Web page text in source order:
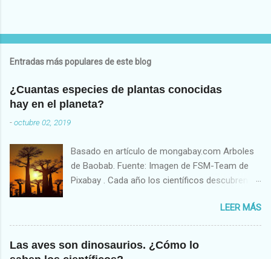
Entradas más populares de este blog
¿Cuantas especies de plantas conocidas
hay en el planeta?
-octubre 02, 2019
Basado en artículo de mongabay.com Arboles
de Baobab. Fuente: Imagen de FSM-Team de
Pixabay . Cada año los científicos descubren o
nuevas de plantas de acuerdo al reporte “
Estado de las Plantas del Mundo (State of the
World’s Plants)”, producido por investigadores
del Royal Botanic Garden en Kew, Londres,
LEER MÁS
Las aves son dinosaurios. ¿Cómo lo